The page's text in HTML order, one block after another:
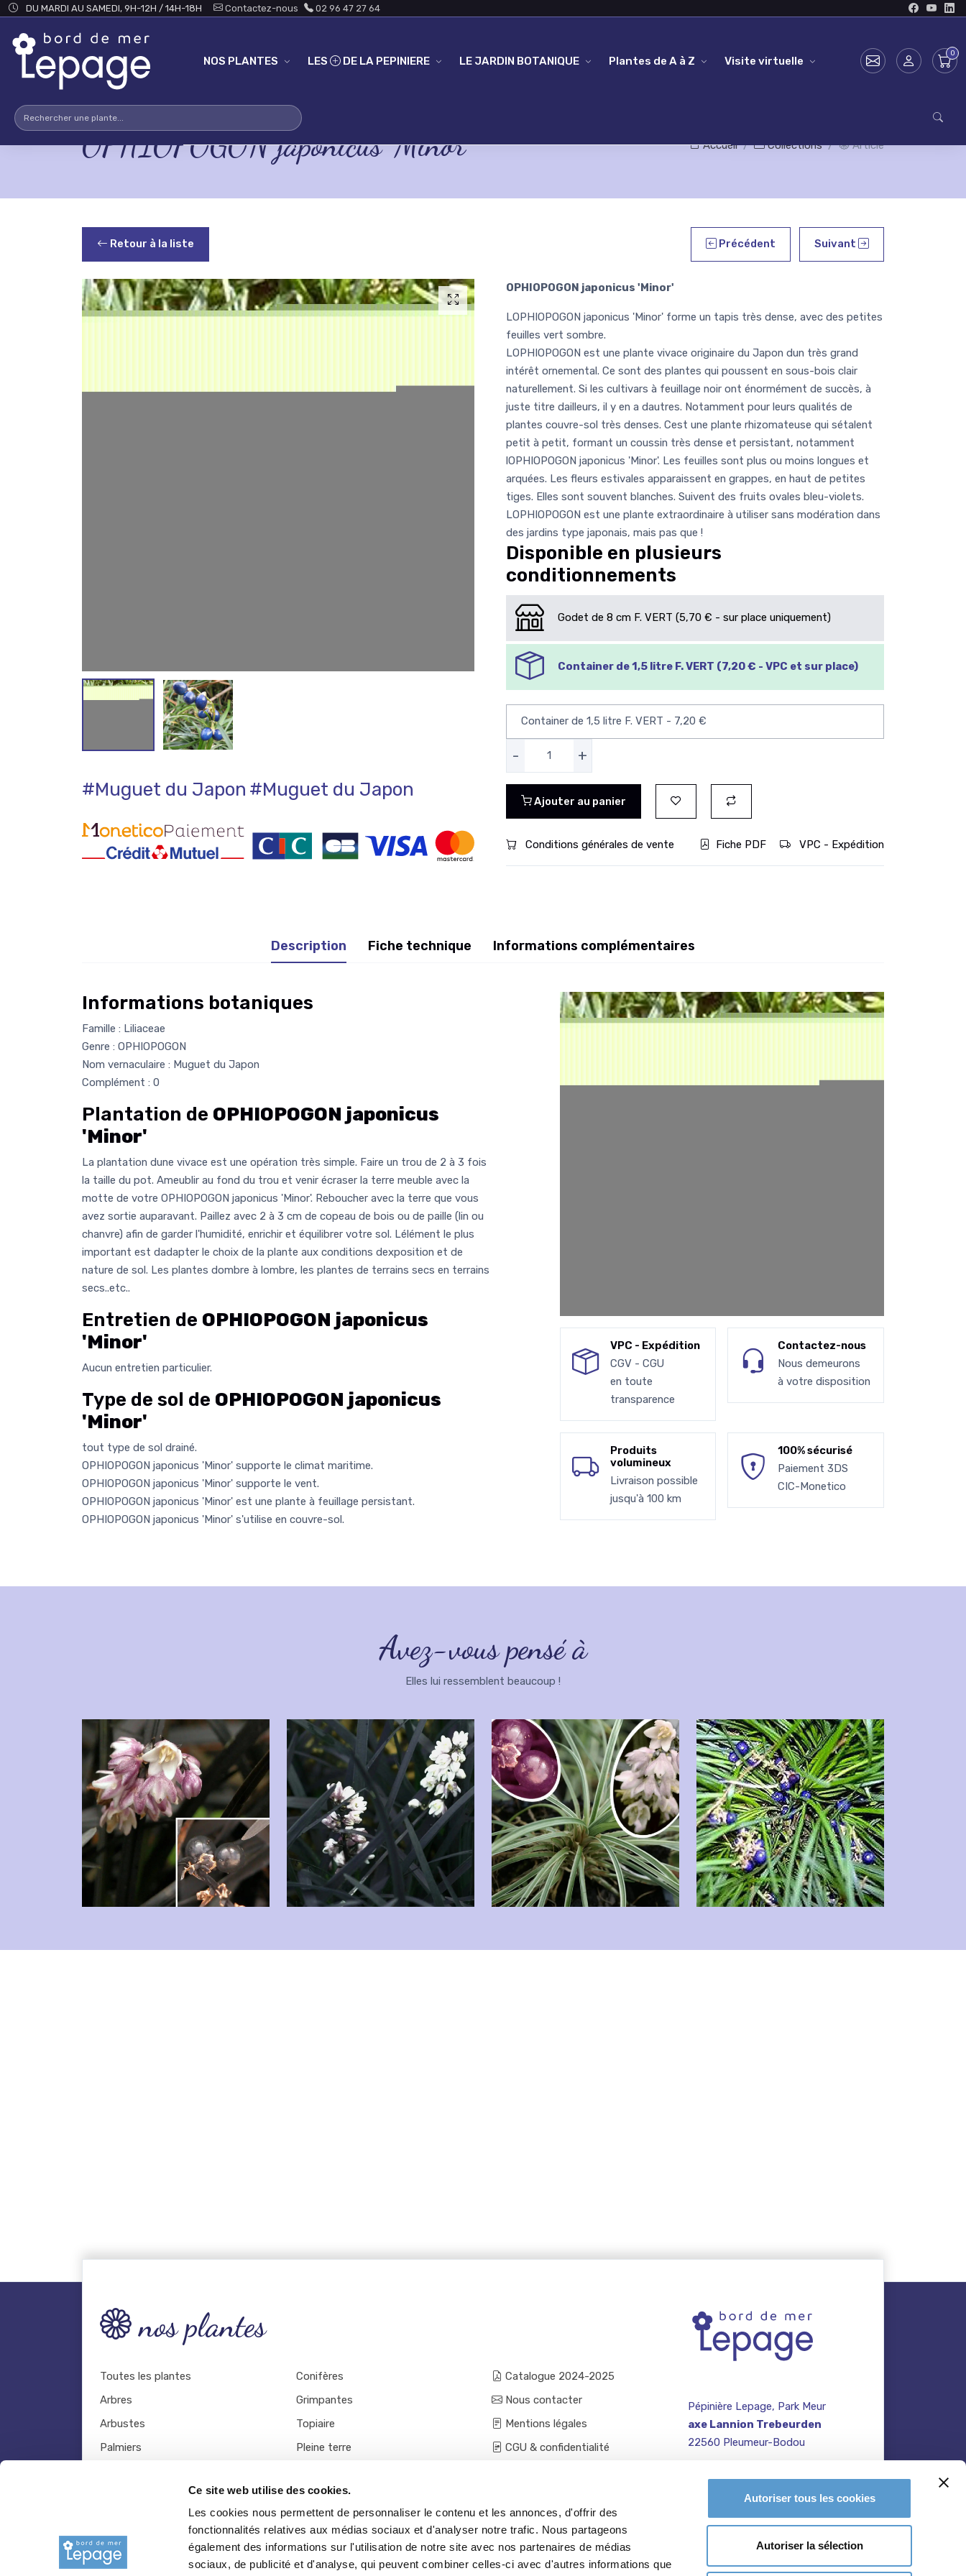
Ce site web utilise des cookies.
Les cookies nous permettent de personnaliser le contenu et les annonces, d'offrir des
fonctionnalités relatives aux médias sociaux et d'analyser notre trafic. Nous partageons
également des informations sur l'utilisation de notre site avec nos partenaires de médias
sociaux, de publicité et d'analyse, qui peuvent combiner celles-ci avec d'autres informations que
Autoriser tous les cookies
Autoriser la sélection
Skip to main content
DU MARDI AU SAMEDI, 9H-12H / 14H-18H Contactez-nous 02 96 47 27 64
NOS PLANTES LES DE LA PEPINIERE LE JARDIN BOTANIQUE Plantes de A à Z Visite virtuelle
OPHIOPOGON japonicus 'Minor' Accueil Collections Article
Retour à la liste Précédent Suivant
#Muguet du Japon #Muguet du Japon
OPHIOPOGON japonicus 'Minor'
LOPHIOPOGON japonicus 'Minor' forme un tapis très dense, avec des petites
feuilles vert sombre.
LOPHIOPOGON est une plante vivace originaire du Japon dun très grand
intérêt ornemental. Ce sont des plantes qui poussent en sous-bois clair
naturellement. Si les cultivars à feuillage noir ont énormément de succès, à
juste titre dailleurs, il y en a dautres. Notamment pour leurs qualités de
plantes couvre-sol très denses. Cest une plante rhizomateuse qui sétalent
petit à petit, formant un coussin très dense et persistant, notamment
lOPHIOPOGON japonicus 'Minor'. Les feuilles sont plus ou moins longues et
arquées. Les fleurs estivales apparaissent en grappes, en haut de petites
tiges. Elles sont souvent blanches. Suivent des fruits ovales bleu-violets.
LOPHIOPOGON est une plante extraordinaire à utiliser sans modération dans
des jardins type japonais, mais pas que !
Disponible en plusieurs
conditionnements
Godet de 8 cm F. VERT (5,70 € - sur place uniquement)
Container de 1,5 litre F. VERT (7,20 € - VPC et sur place)
- +
Ajouter au panier
Conditions générales de vente Fiche PDF VPC - Expédition
Description Fiche technique Informations complémentaires
Informations botaniques
Famille : Liliaceae
Genre : OPHIOPOGON
Nom vernaculaire : Muguet du Japon
Complément : 0
Plantation de OPHIOPOGON japonicus
'Minor'
La plantation dune vivace est une opération très simple. Faire un trou de 2 à 3 fois
la taille du pot. Ameublir au fond du trou et venir écraser la terre meuble avec la
motte de votre OPHIOPOGON japonicus 'Minor'. Reboucher avec la terre que vous
avez sortie auparavant. Paillez avec 2 à 3 cm de copeau de bois ou de paille (lin ou
chanvre) afin de garder l'humidité, enrichir et équilibrer votre sol. Lélément le plus
important est dadapter le choix de la plante aux conditions dexposition et de
nature de sol. Les plantes dombre à lombre, les plantes de terrains secs en terrains
secs..etc..
Entretien de OPHIOPOGON japonicus
'Minor'
Aucun entretien particulier.
Type de sol de OPHIOPOGON japonicus
'Minor'
tout type de sol drainé.
OPHIOPOGON japonicus 'Minor' supporte le climat maritime.
OPHIOPOGON japonicus 'Minor' supporte le vent.
OPHIOPOGON japonicus 'Minor' est une plante à feuillage persistant.
OPHIOPOGON japonicus 'Minor' s'utilise en couvre-sol.
VPC - Expédition
CGV - CGU
en toute
transparence
Contactez-nous
Nous demeurons
à votre disposition
Produits
volumineux
Livraison possible
jusqu'à 100 km
100% sécurisé
Paiement 3DS
CIC-Monetico
Avez-vous pensé à
Elles lui ressemblent beaucoup !
nos plantes
Toutes les plantes
Arbres
Arbustes
Palmiers
Rosiers
Conifères
Grimpantes
Topiaire
Pleine terre
Vivaces
Outils et accessoires
Catalogue 2024-2025
Nous contacter
Mentions légales
CGU & confidentialité
Pépinière Lepage, Park Meur
axe Lannion Trebeurden
22560 Pleumeur-Bodou
bretagne.fr
02 96 47 27 64